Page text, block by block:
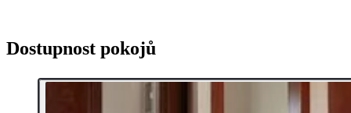
Dostupnost pokojů